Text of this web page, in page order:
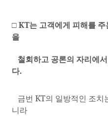
□KT는 고객에게 피해를
을
철회하고 공론의 자리에
다.
금번 KT의 일방적인 조치
니라